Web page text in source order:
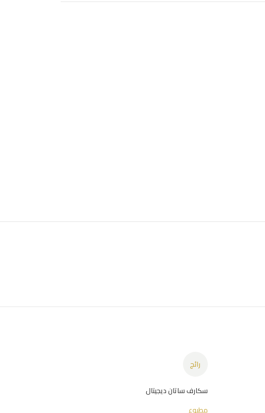
رائج
سكارف ساتان ديجيتال
مطبوع